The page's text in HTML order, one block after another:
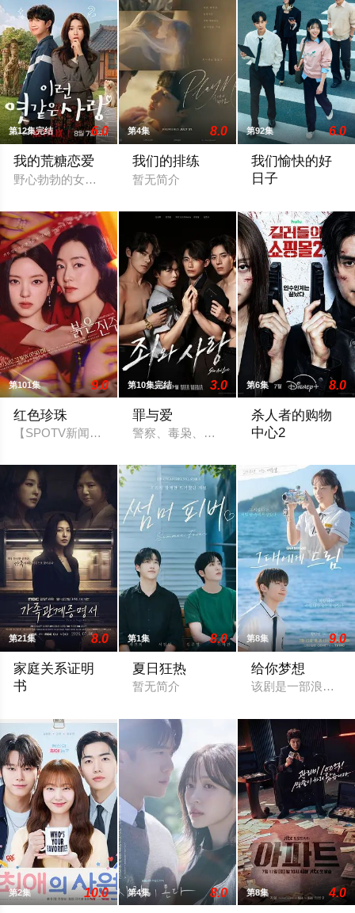
第12集完结 6.0
我的荒糖恋爱
野心勃勃的女检察官高恩世（贺营 饰）意外失忆，住进拳击教
第4集 8.0
我们的排练
暂无简介
第92集 6.0
我们愉快的好
日子
第101集 9.0
红色珍珠
【SPOTV新闻 = 记者 姜孝珍】演员朴真熙即将全面回归荧屏
第10集完结 3.0
罪与爱
警察、毒枭、卧底特工和间谍——权力体
第6集 8.0
杀人者的购物
中心2
第21集 8.0
家庭关系证明
书
第1集 8.0
夏日狂热
暂无简介
第8集 9.0
给你梦想
该剧是一部浪漫喜
第2集 10.0 第4集 8.0 第8集 4.0